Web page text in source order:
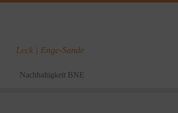
Leck | Enge-Sande
Nachhaltigkeit BNE